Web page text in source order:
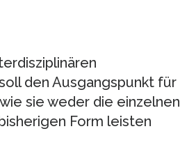
den Ausgangspunkt für
sie weder die einzelnen
Form leisten